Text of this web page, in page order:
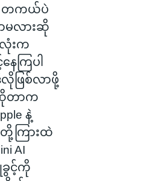
တကယ်ပဲ
မလားဆို
လုံးက
ေကြပါ
ဖြစ်လာဖို့
တာက
နဲ့
တို့ကြားထဲ
AI
ခွင့်ကို